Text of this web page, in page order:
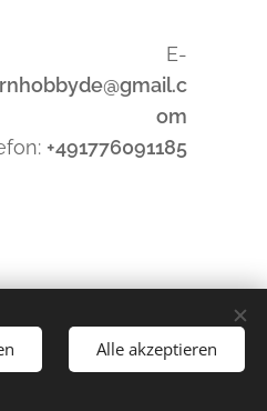
E-
om
+491776091185
Alle akzeptieren